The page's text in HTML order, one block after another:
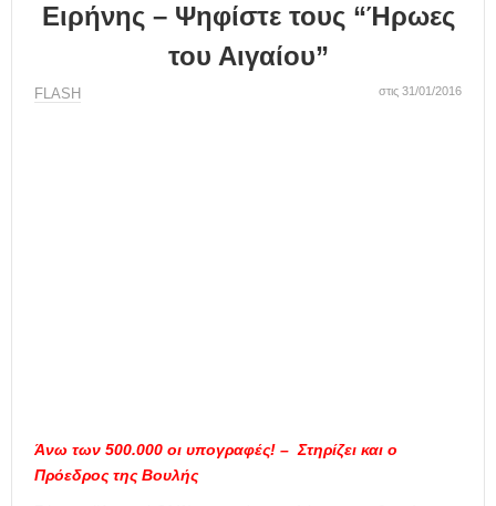
Ειρήνης – Ψηφίστε τους “Ήρωες
του Αιγαίου”
FLASH στις 31/01/2016
Άνω των 500.000 οι υπογραφές! – Στηρίζει και ο
Πρόεδρος της Βουλής